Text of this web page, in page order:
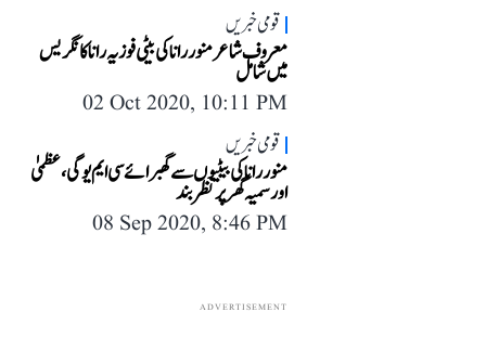
قومی خبریں
معروف شاعر منور رانا کی بیٹی فوزیہ رانا کانگریس
میں شامل
02 Oct 2020, 10:11 PM
قومی خبریں
منور رانا کی بیٹیوں سے گھبرائے سی ایم یوگی، عظمیٰ
اور سمیہ گھر پر نظر بند
08 Sep 2020, 8:46 PM
ADVERTISEMENT